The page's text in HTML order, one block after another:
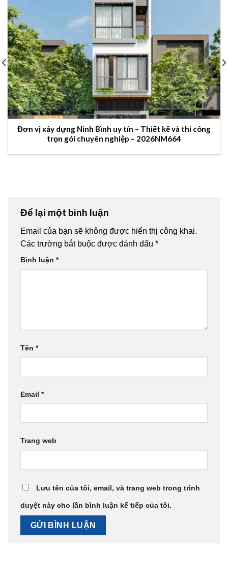
Đơn vị xây dựng Ninh Bình uy tín – Thiết kế và thi công
trọn gói chuyên nghiệp – 2026NM664
Để lại một bình luận
Email của bạn sẽ không được hiển thị công khai.
Các trường bắt buộc được đánh dấu *
Bình luận *
Tên *
Email *
Trang web
Lưu tên của tôi, email, và trang web trong trình
duyệt này cho lần bình luận kế tiếp của tôi.